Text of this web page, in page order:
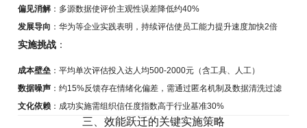
偏见消解 ：多源数据使评价主观性误差降低约40%
发展导向 ：华为等企业实践表明，持续评估使员工能力提升速度加快2倍
实施挑战 ：
成本壁垒 ：平均单次评估投入达人均500-2000元（含工具、人工）
数据噪声 ：约15%反馈存在情绪化偏差，需通过匿名机制及数据清洗过滤
文化依赖 ：成功实施需组织信任度指数高于行业基准30%
三、效能跃迁的关键实施策略